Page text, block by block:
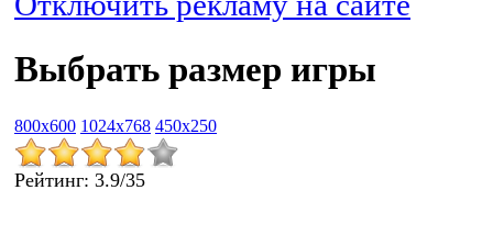
Выбрать размер игры
800x600 1024x768 450x250
Рейтинг: 3.9/35